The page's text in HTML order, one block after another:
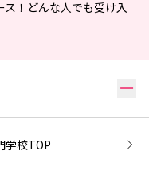
！どんな人でも受け入
リ
学校TOP